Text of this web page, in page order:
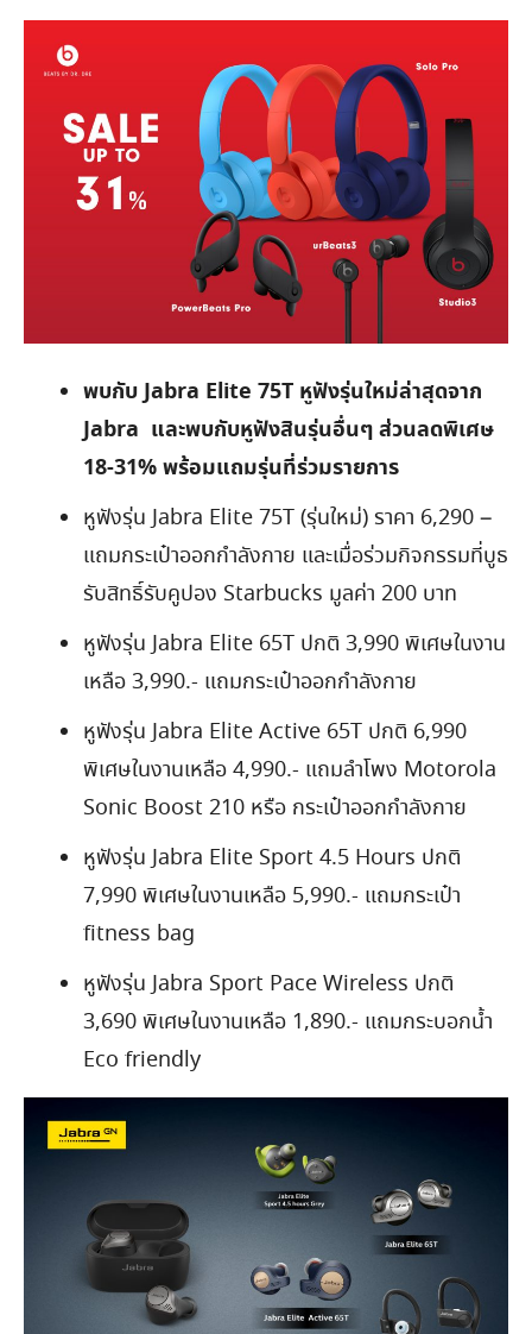
พบกับJabra Elite 75T หูฟังรุ่นใหม่ล่าสุดจาก
Jabra และพบกับหูฟังสินรุ่นอื่นๆ ส่วนลดพิเศษ
18-31%พร้อมแถมรุ่นที่ร่วมรายการ
หูฟังรุ่น Jabra Elite 75T (รุ่นใหม่) ราคา 6,290 –
แถมกระเป๋าออกกำลังกาย และเมื่อร่วมกิจกรรมที่บูธ
รับสิทธิ์รับคูปอง Starbucks มูลค่า 200 บาท
หูฟังรุ่น Jabra Elite 65T ปกติ 3,990 พิเศษในงาน
เหลือ 3,990.- แถมกระเป๋าออกกำลังกาย
หูฟังรุ่น Jabra Elite Active 65T ปกติ 6,990
พิเศษในงานเหลือ 4,990.- แถมลำโพง Motorola
Sonic Boost 210 หรือ กระเป๋าออกกำลังกาย
หูฟังรุ่น Jabra Elite Sport 4.5 Hours ปกติ
7,990 พิเศษในงานเหลือ 5,990.- แถมกระเป๋า
fitness bag
หูฟังรุ่น Jabra Sport Pace Wireless ปกติ
3,690 พิเศษในงานเหลือ 1,890.- แถมกระบอกน้ำ
Eco friendly